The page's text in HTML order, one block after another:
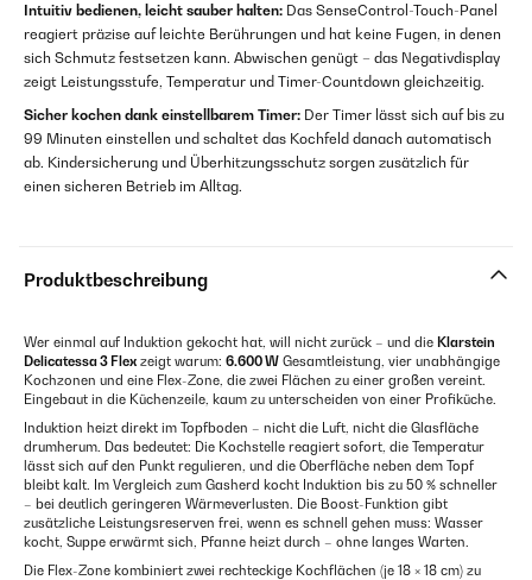
Intuitiv bedienen, leicht sauber halten: Das SenseControl-Touch-Panel
reagiert präzise auf leichte Berührungen und hat keine Fugen, in denen
sich Schmutz festsetzen kann. Abwischen genügt – das Negativdisplay
zeigt Leistungsstufe, Temperatur und Timer-Countdown gleichzeitig.
Sicher kochen dank einstellbarem Timer: Der Timer lässt sich auf bis zu
99 Minuten einstellen und schaltet das Kochfeld danach automatisch
ab. Kindersicherung und Überhitzungsschutz sorgen zusätzlich für
einen sicheren Betrieb im Alltag.
Produktbeschreibung
Wer einmal auf Induktion gekocht hat, will nicht zurück – und die Klarstein
Delicatessa 3 Flex zeigt warum: 6.600 W Gesamtleistung, vier unabhängige
Kochzonen und eine Flex-Zone, die zwei Flächen zu einer großen vereint.
Eingebaut in die Küchenzeile, kaum zu unterscheiden von einer Profiküche.
Induktion heizt direkt im Topfboden – nicht die Luft, nicht die Glasfläche
drumherum. Das bedeutet: Die Kochstelle reagiert sofort, die Temperatur
lässt sich auf den Punkt regulieren, und die Oberfläche neben dem Topf
bleibt kalt. Im Vergleich zum Gasherd kocht Induktion bis zu 50 % schneller
– bei deutlich geringeren Wärmeverlusten. Die Boost-Funktion gibt
zusätzliche Leistungsreserven frei, wenn es schnell gehen muss: Wasser
kocht, Suppe erwärmt sich, Pfanne heizt durch – ohne langes Warten.
Die Flex-Zone kombiniert zwei rechteckige Kochflächen (je 18 × 18 cm) zu